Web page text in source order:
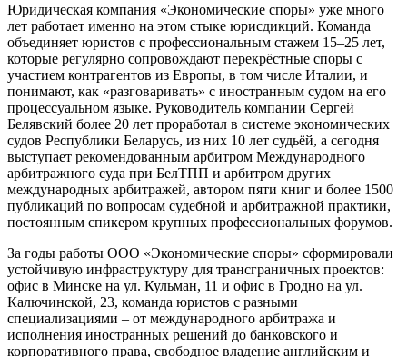
Юридическая компания «Экономические споры» уже много
лет работает именно на этом стыке юрисдикций. Команда
объединяет юристов с профессиональным стажем 15–25 лет,
которые регулярно сопровождают перекрёстные споры с
участием контрагентов из Европы, в том числе Италии, и
понимают, как «разговаривать» с иностранным судом на его
процессуальном языке. Руководитель компании Сергей
Белявский более 20 лет проработал в системе экономических
судов Республики Беларусь, из них 10 лет судьёй, а сегодня
выступает рекомендованным арбитром Международного
арбитражного суда при БелТПП и арбитром других
международных арбитражей, автором пяти книг и более 1500
публикаций по вопросам судебной и арбитражной практики,
постоянным спикером крупных профессиональных форумов.
За годы работы ООО «Экономические споры» сформировали
устойчивую инфраструктуру для трансграничных проектов:
офис в Минске на ул. Кульман, 11 и офис в Гродно на ул.
Калючинской, 23, команда юристов с разными
специализациями – от международного арбитража и
исполнения иностранных решений до банковского и
корпоративного права, свободное владение английским и